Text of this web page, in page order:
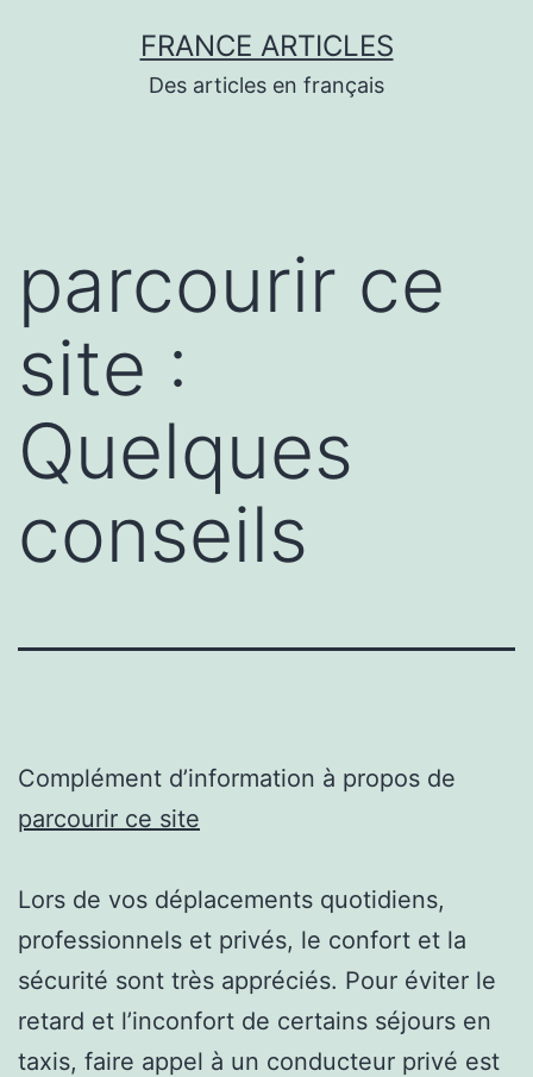
FRANCE ARTICLES
Des articles en français
parcourir ce
site :
Quelques
conseils
Complément d’information à propos de
parcourir ce site
Lors de vos déplacements quotidiens,
professionnels et privés, le confort et la
sécurité sont très appréciés. Pour éviter le
retard et l’inconfort de certains séjours en
taxis, faire appel à un conducteur privé est